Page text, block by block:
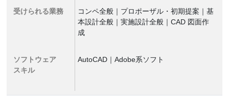
受けられる業務
コンペ全般｜プロポーザル・初期提案｜基
本設計全般｜実施設計全般｜CAD 図面作
成
ソフトウェア
スキル
AutoCAD｜Adobe系ソフト